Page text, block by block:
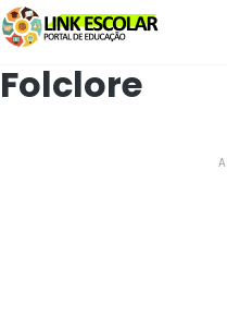
关联
Folclore